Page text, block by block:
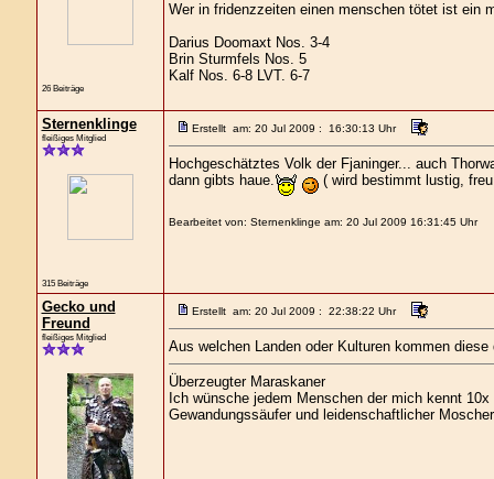
26 Beiträge
Wer in fridenzzeiten einen menschen tötet ist ein
Darius Doomaxt Nos. 3-4
Brin Sturmfels Nos. 5
Kalf Nos. 6-8 LVT. 6-7
Sternenklinge
fleißiges Mitglied
315 Beiträge
Erstellt am: 20 Jul 2009 : 16:30:13 Uhr
Hochgeschätztes Volk der Fjaninger... auch
dann gibts haue.
( wird bestimmt lustig,
Bearbeitet von: Sternenklinge am: 20 Jul 2009 16:31:45 Uhr
Gecko und
Freund
fleißiges Mitglied
Erstellt am: 20 Jul 2009 : 22:38:22 Uhr
Aus welchen Landen oder Kulturen kommen diese
Überzeugter Maraskaner
Ich wünsche jedem Menschen der mich kennt
Gewandungssäufer und leidenschaftlicher Moscher